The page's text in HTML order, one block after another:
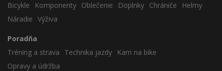
Bicykle
Komponenty Oblečenie Doplnky Chrániče
Helmy
Náradie Výživa
Poradňa
Tréning a strava
Technika jazdy
Kam na bike
Opravy a údržba